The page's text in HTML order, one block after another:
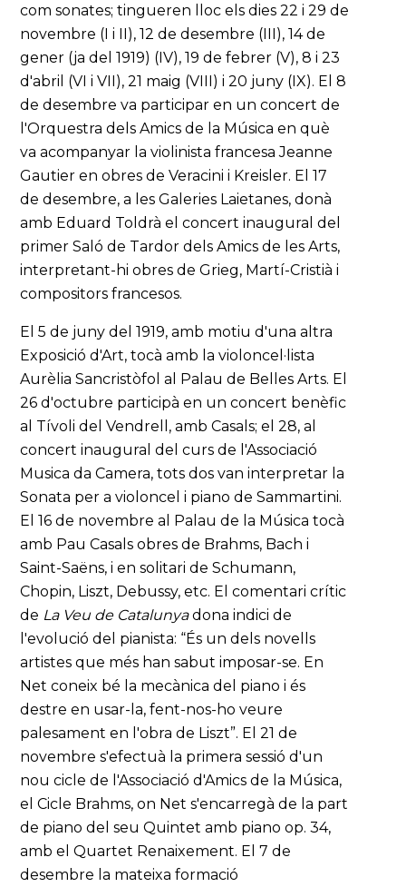
com sonates; tingueren lloc els dies 22 i 29 de
novembre (I i II), 12 de desembre (III), 14 de
gener (ja del 1919) (IV), 19 de febrer (V), 8 i 23
d'abril (VI i VII), 21 maig (VIII) i 20 juny (IX). El 8
de desembre va participar en un concert de
l'Orquestra dels Amics de la Música en què
va acompanyar la violinista francesa Jeanne
Gautier en obres de Veracini i Kreisler. El 17
de desembre, a les Galeries Laietanes, donà
amb Eduard Toldrà el concert inaugural del
primer Saló de Tardor dels Amics de les Arts,
interpretant-hi obres de Grieg, Martí-Cristià i
compositors francesos.
El 5 de juny del 1919, amb motiu d'una altra
Exposició d'Art, tocà amb la violoncel·lista
Aurèlia Sancristòfol al Palau de Belles Arts. El
26 d'octubre participà en un concert benèfic
al Tívoli del Vendrell, amb Casals; el 28, al
concert inaugural del curs de l'Associació
Musica da Camera, tots dos van interpretar la
Sonata per a violoncel i piano de Sammartini.
El 16 de novembre al Palau de la Música tocà
amb Pau Casals obres de Brahms, Bach i
Saint-Saëns, i en solitari de Schumann,
Chopin, Liszt, Debussy, etc. El comentari crític
de La Veu de Catalunyadona indici de
l'evolució del pianista: “És un dels novells
artistes que més han sabut imposar-se. En
Net coneix bé la mecànica del piano i és
destre en usar-la, fent-nos-ho veure
palesament en l'obra de Liszt”. El 21 de
novembre s'efectuà la primera sessió d'un
nou cicle de l'Associació d'Amics de la Música,
el Cicle Brahms, on Net s'encarregà de la part
de piano del seu Quintet amb piano op. 34,
amb el Quartet Renaixement. El 7 de
desembre la mateixa formació